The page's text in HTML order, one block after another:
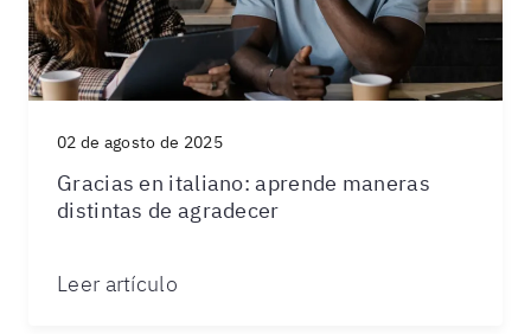
02 de agosto de 2025
Gracias en italiano: aprende maneras
distintas de agradecer
Leer artículo